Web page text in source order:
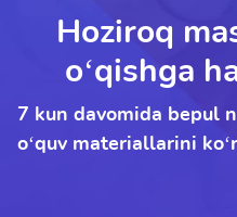
Hoziroq
o‘qishga
7 kun davomida bepul
o‘quv materiallarini